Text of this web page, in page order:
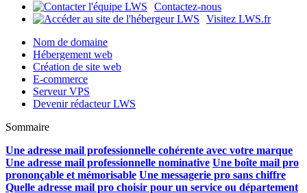
Contactez-nous
Visitez LWS.fr
Nom de domaine
Hébergement web
Création de site web
E-commerce
Serveur VPS
Devenir rédacteur LWS
Sommaire
Une adresse mail professionnelle cohérente avec votre marque
Une adresse mail professionnelle nominative Une boîte mail pro
prononçable et mémorisable Une messagerie pro sans chiffre
Quelle adresse mail pro choisir pour un service ou département